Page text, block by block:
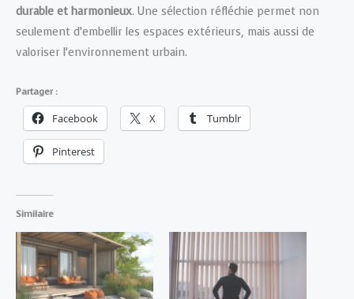
durable et harmonieux. Une sélection réfléchie permet non
seulement d’embellir les espaces extérieurs, mais aussi de
valoriser l’environnement urbain.
Partager :
Facebook X Tumblr
Pinterest
Similaire